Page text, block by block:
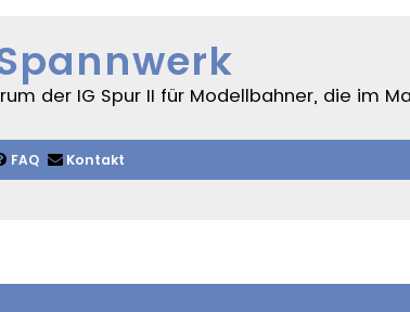
der IG Spur II für Modellbahner, die im
FAQ Kontakt